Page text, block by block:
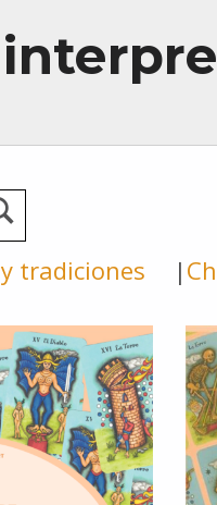
tradiciones